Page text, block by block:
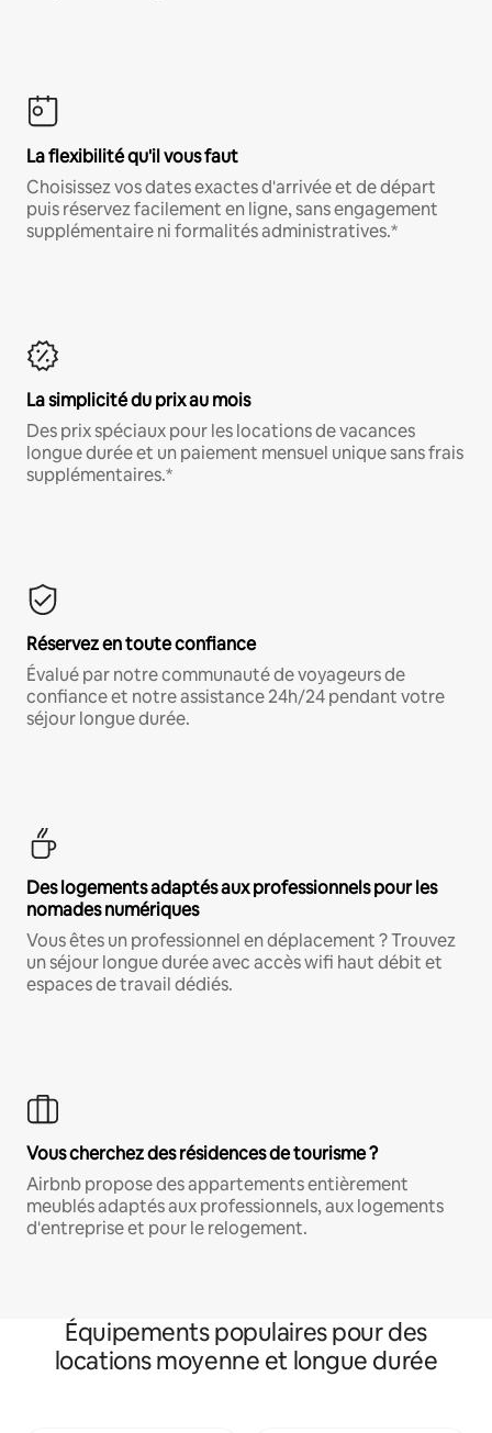
La flexibilité qu'il vous faut
Choisissez vos dates exactes d'arrivée et de départ
puis réservez facilement en ligne, sans engagement
supplémentaire ni formalités administratives.*
La simplicité du prix au mois
Des prix spéciaux pour les locations de vacances
longue durée et un paiement mensuel unique sans frais
supplémentaires.*
Réservez en toute confiance
Évalué par notre communauté de voyageurs de
confiance et notre assistance 24h/24 pendant votre
séjour longue durée.
Des logements adaptés aux professionnels pour les
nomades numériques
Vous êtes un professionnel en déplacement ? Trouvez
un séjour longue durée avec accès wifi haut débit et
espaces de travail dédiés.
Vous cherchez des résidences de tourisme ?
Airbnb propose des appartements entièrement
meublés adaptés aux professionnels, aux logements
d'entreprise et pour le relogement.
Équipements populaires pour des
locations moyenne et longue durée